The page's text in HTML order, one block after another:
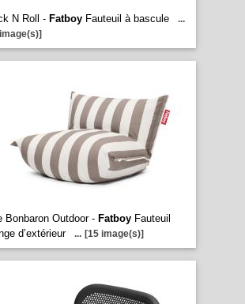
N Roll - FatboyFauteuil à bascule
...
Bonbaron Outdoor - FatboyFauteuil
d’extérieur
... [15 image(s)]